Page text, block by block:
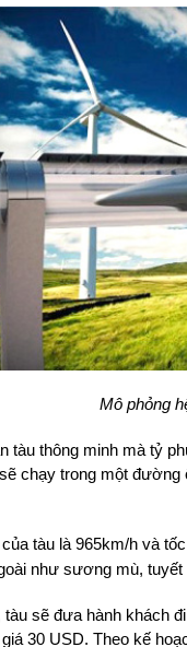
Mô phỏng
tàu thông minh mà tỷ
chạy trong một
tàu là 965km/h và
như sương mù,
tàu sẽ đưa hành khách
30 USD. Theo kế